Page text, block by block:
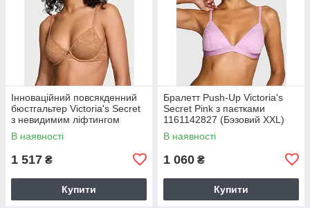
Інноваційний повсякденний
бюстгальтер Victoria's Secret
з невидимим ліфтингом
1161141134 (Коричневий
34C)
В наявності
1 517 ₴
Купити
Бралетт Push-Up Victoria's
Secret Pink з паєтками
1161142827 (Бэзовий XXL)
В наявності
1 060 ₴
Купити